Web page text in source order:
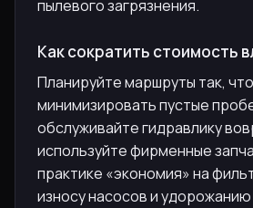
пылевого загрязнения.
Как сократить стоимость
Планируйте маршруты так,
минимизировать пустые
обслуживайте гидравлику
используйте фирменные
практике «экономия» на
износу насосов и